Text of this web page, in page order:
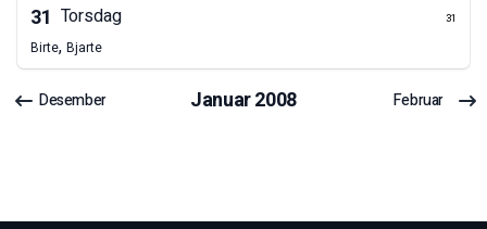
31 Torsdag 31
Birte, Bjarte
Desember Januar2008 Februar